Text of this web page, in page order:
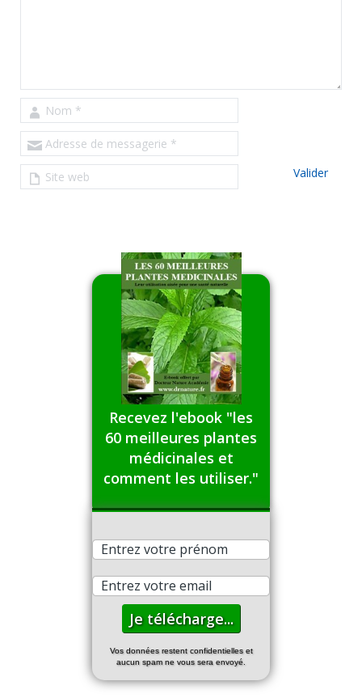
Nom *
Adresse de messagerie *
Site web
Recevez l'ebook "les
60 meilleures plantes
médicinales et
comment les utiliser."
Vos données restent confidentielles et
aucun spam ne vous sera envoyé.